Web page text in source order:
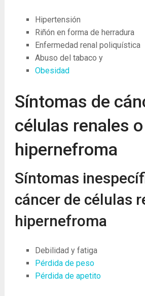
Hipertensión
Riñón en forma de herradura
Enfermedad renal poliquística
Abuso del tabaco y
Obesidad
Síntomas de
células renales o
hipernefroma
Síntomas
cáncer de células
hipernefroma
Debilidad y fatiga
Pérdida de peso
Pérdida de apetito